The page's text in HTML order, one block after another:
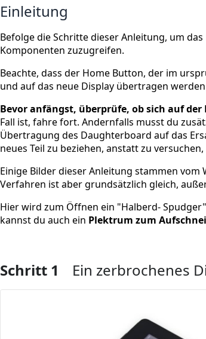
Einleitung
Befolge die Schritte dieser Anleitung, um
Komponenten zuzugreifen.
Beachte, dass der Home Button, der im
und auf das neue Display übertragen
Bevor anfängst, überprüfe, ob sich auf
Fall ist, fahre fort. Andernfalls musst du
Übertragung des Daughterboard auf das
neues Teil zu beziehen, anstatt zu
Einige Bilder dieser Anleitung stammen vom
Verfahren ist aber grundsätzlich gleich,
Hier wird zum Öffnen ein "Halberd-
kannst du auch ein Plektrum zum
Schritt 1 Ein zerbrochenes